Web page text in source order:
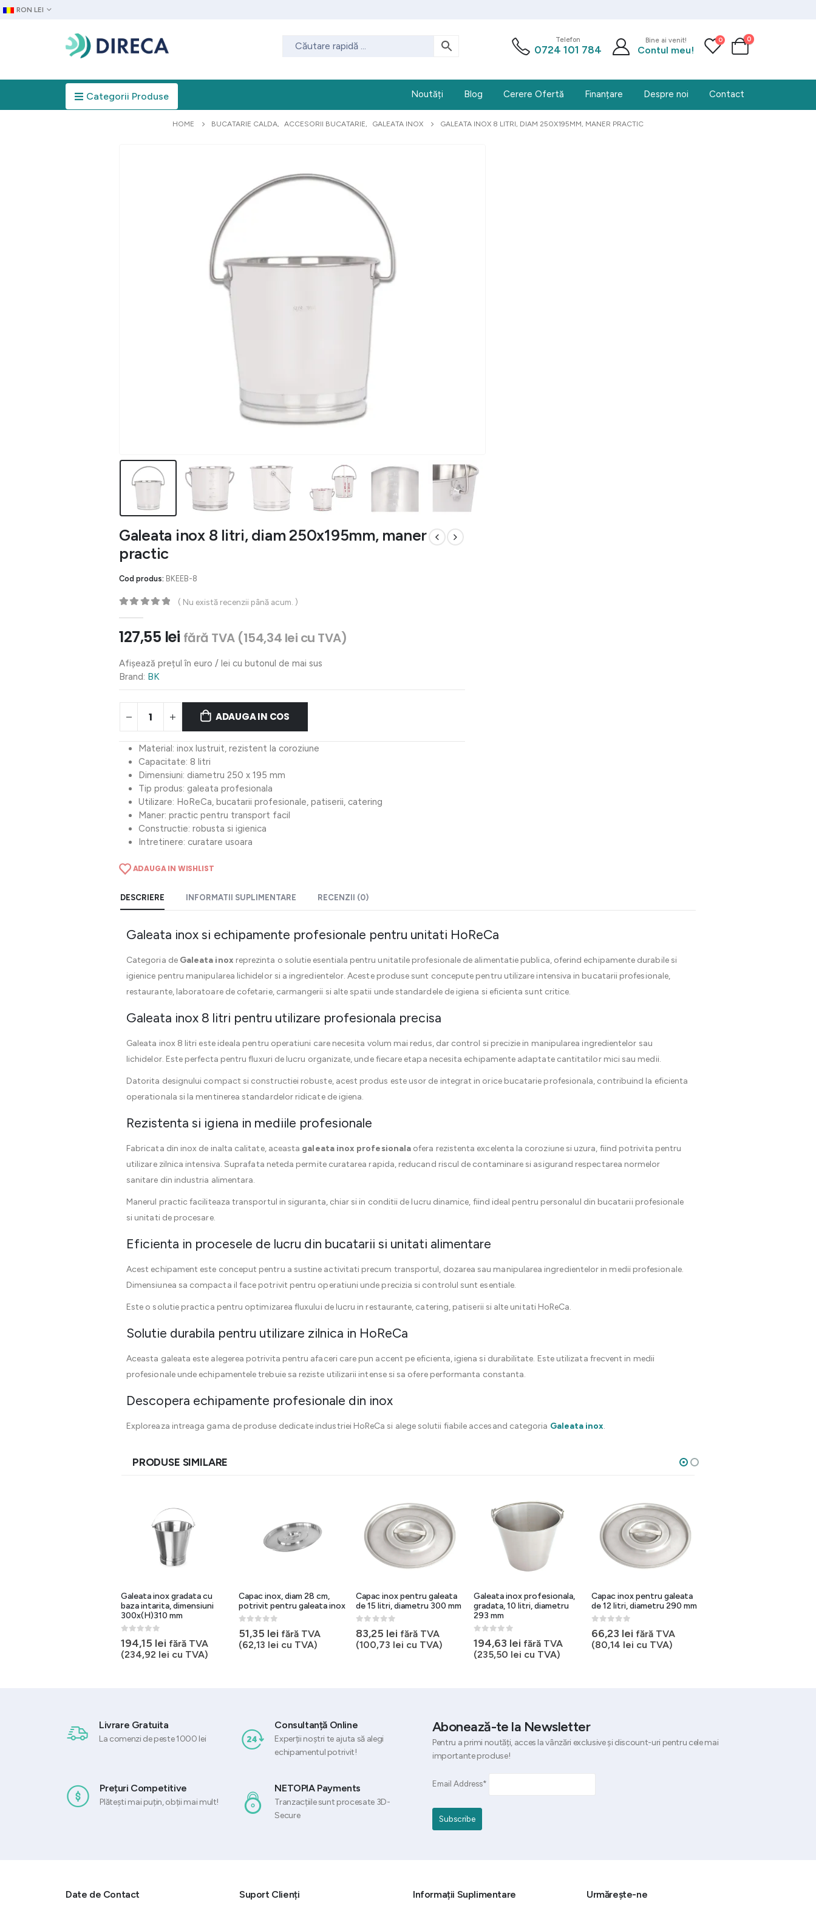
RON LEI
Telefon
0724 101 784
Bine ai venit!
Contul meu!
0 0
Categorii Produse Noutăți Blog Cerere Ofertă Finanțare Despre noi Contact
HOME BUCATARIE CALDA, ACCESORII BUCATARIE, GALEATA INOX GALEATA INOX 8 LITRI, DIAM 250X195MM, MANER PRACTIC
Galeata inox 8 litri, diam 250x195mm, maner
practic
Cod produs: BKEEB-8
( Nu există recenzii până acum. )
127,55 lei fără TVA (154,34 lei cu TVA)
Afișează prețul în euro / lei cu butonul de mai sus
Brand: BK
ADAUGA IN COS
Material: inox lustruit, rezistent la coroziune
Capacitate: 8 litri
Dimensiuni: diametru 250 x 195 mm
Tip produs: galeata profesionala
Utilizare: HoReCa, bucatarii profesionale, patiserii, catering
Maner: practic pentru transport facil
Constructie: robusta si igienica
Intretinere: curatare usoara
ADAUGA IN WISHLIST
DESCRIERE INFORMATII SUPLIMENTARE RECENZII (0)
Galeata inox si echipamente profesionale pentru unitati HoReCa
Categoria de Galeata inox reprezinta o solutie esentiala pentru unitatile profesionale de alimentatie publica, oferind echipamente durabile si
igienice pentru manipularea lichidelor si a ingredientelor. Aceste produse sunt concepute pentru utilizare intensiva in bucatarii profesionale,
restaurante, laboratoare de cofetarie, carmangerii si alte spatii unde standardele de igiena si eficienta sunt critice.
Galeata inox 8 litri pentru utilizare profesionala precisa
Galeata inox 8 litri este ideala pentru operatiuni care necesita volum mai redus, dar control si precizie in manipularea ingredientelor sau
lichidelor. Este perfecta pentru fluxuri de lucru organizate, unde fiecare etapa necesita echipamente adaptate cantitatilor mici sau medii.
Datorita designului compact si constructiei robuste, acest produs este usor de integrat in orice bucatarie profesionala, contribuind la eficienta
operationala si la mentinerea standardelor ridicate de igiena.
Rezistenta si igiena in mediile profesionale
Fabricata din inox de inalta calitate, aceasta galeata inox profesionala ofera rezistenta excelenta la coroziune si uzura, fiind potrivita pentru
utilizare zilnica intensiva. Suprafata neteda permite curatarea rapida, reducand riscul de contaminare si asigurand respectarea normelor
sanitare din industria alimentara.
Manerul practic faciliteaza transportul in siguranta, chiar si in conditii de lucru dinamice, fiind ideal pentru personalul din bucatarii profesionale
si unitati de procesare.
Eficienta in procesele de lucru din bucatarii si unitati alimentare
Acest echipament este conceput pentru a sustine activitati precum transportul, dozarea sau manipularea ingredientelor in medii profesionale.
Dimensiunea sa compacta il face potrivit pentru operatiuni unde precizia si controlul sunt esentiale.
Este o solutie practica pentru optimizarea fluxului de lucru in restaurante, catering, patiserii si alte unitati HoReCa.
Solutie durabila pentru utilizare zilnica in HoReCa
Aceasta galeata este alegerea potrivita pentru afaceri care pun accent pe eficienta, igiena si durabilitate. Este utilizata frecvent in medii
profesionale unde echipamentele trebuie sa reziste utilizarii intense si sa ofere performanta constanta.
Descopera echipamente profesionale din inox
Exploreaza intreaga gama de produse dedicate industriei HoReCa si alege solutii fiabile accesand categoria Galeata inox.
PRODUSE SIMILARE
Galeata inox gradata cu
baza intarita, dimensiuni
300x(H)310 mm
0 out of 5
194,15 lei fără TVA
(234,92 lei cu TVA)
Capac inox, diam 28 cm,
potrivit pentru galeata inox
0out of 5
51,35 lei fără TVA
(62,13 lei cu TVA)
Capac inox pentru galeata
de 15 litri, diametru 300 mm
0out of 5
83,25 lei fără TVA
(100,73 lei cu TVA)
Galeata inox profesionala,
gradata, 10 litri, diametru
293 mm
0 out of 5
194,63 lei fără TVA
(235,50 lei cu TVA)
Capac inox pentru galeata
de 12 litri, diametru 290 mm
0out of 5
66,23 lei fără TVA
(80,14 lei cu TVA)
Livrare Gratuita
La comenzi de peste 1000 lei
Consultanță Online
Experții noștri te ajuta să alegi
echipamentul potrivit!
Prețuri Competitive
Plătești mai puțin, obții mai mult!
NETOPIA Payments
Tranzacțiile sunt procesate 3D-
Secure
Abonează-te la Newsletter
Pentru a primi noutăți, acces la vânzări exclusive și discount-uri pentru cele mai
importante produse!
Email Address*
Date de Contact Suport Clienți Informații Suplimentare Urmărește-ne